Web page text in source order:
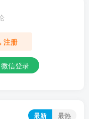
注册
微信登录
最新 最热